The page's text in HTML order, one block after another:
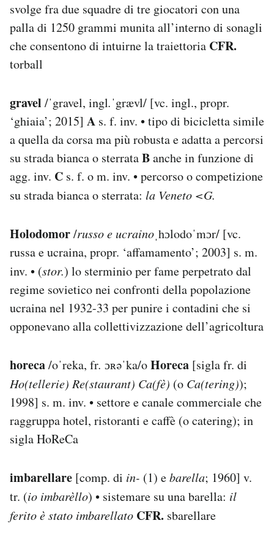
svolge fra due squadre di tre giocatori con una
palla di 1250 grammi munita all’interno di sonagli
che consentono di intuirne la traiettoria CFR.
torball
gravel /ˈgravel, ingl.ˈgrævl/ [vc. ingl., propr.
‘ghiaia’; 2015] A s. f. inv. • tipo di bicicletta simile
a quella da corsa ma più robusta e adatta a percorsi
su strada bianca o sterrataBanche in funzione di
agg. inv. C s. f. o m. inv. • percorso o competizione
su strada bianca o sterrata: la Veneto <G.
Holodomor/russo e ucraino ˌhɔlodoˈmɔr/ [vc.
russa e ucraina, propr. ‘affamamento’; 2003] s. m.
inv. • (stor.) lo sterminio per fame perpetrato dal
regime sovietico nei confronti della popolazione
ucraina nel 1932-33 per punire i contadini che si
opponevano alla collettivizzazione dell’agricoltura
horeca/oˈreka, fr. ɔʀəˈka/oHoreca [sigla fr. di
Ho(tellerie) Re(staurant) Ca(fè) (o Ca(tering));
1998] s. m. inv. • settore e canale commerciale che
raggruppa hotel, ristoranti e caffè (o catering); in
sigla HoReCa
imbarellare [comp. di in- (1) ebarella; 1960] v.
tr. (io imbarèllo) • sistemare su una barella: il
ferito è stato imbarellato CFR. sbarellare